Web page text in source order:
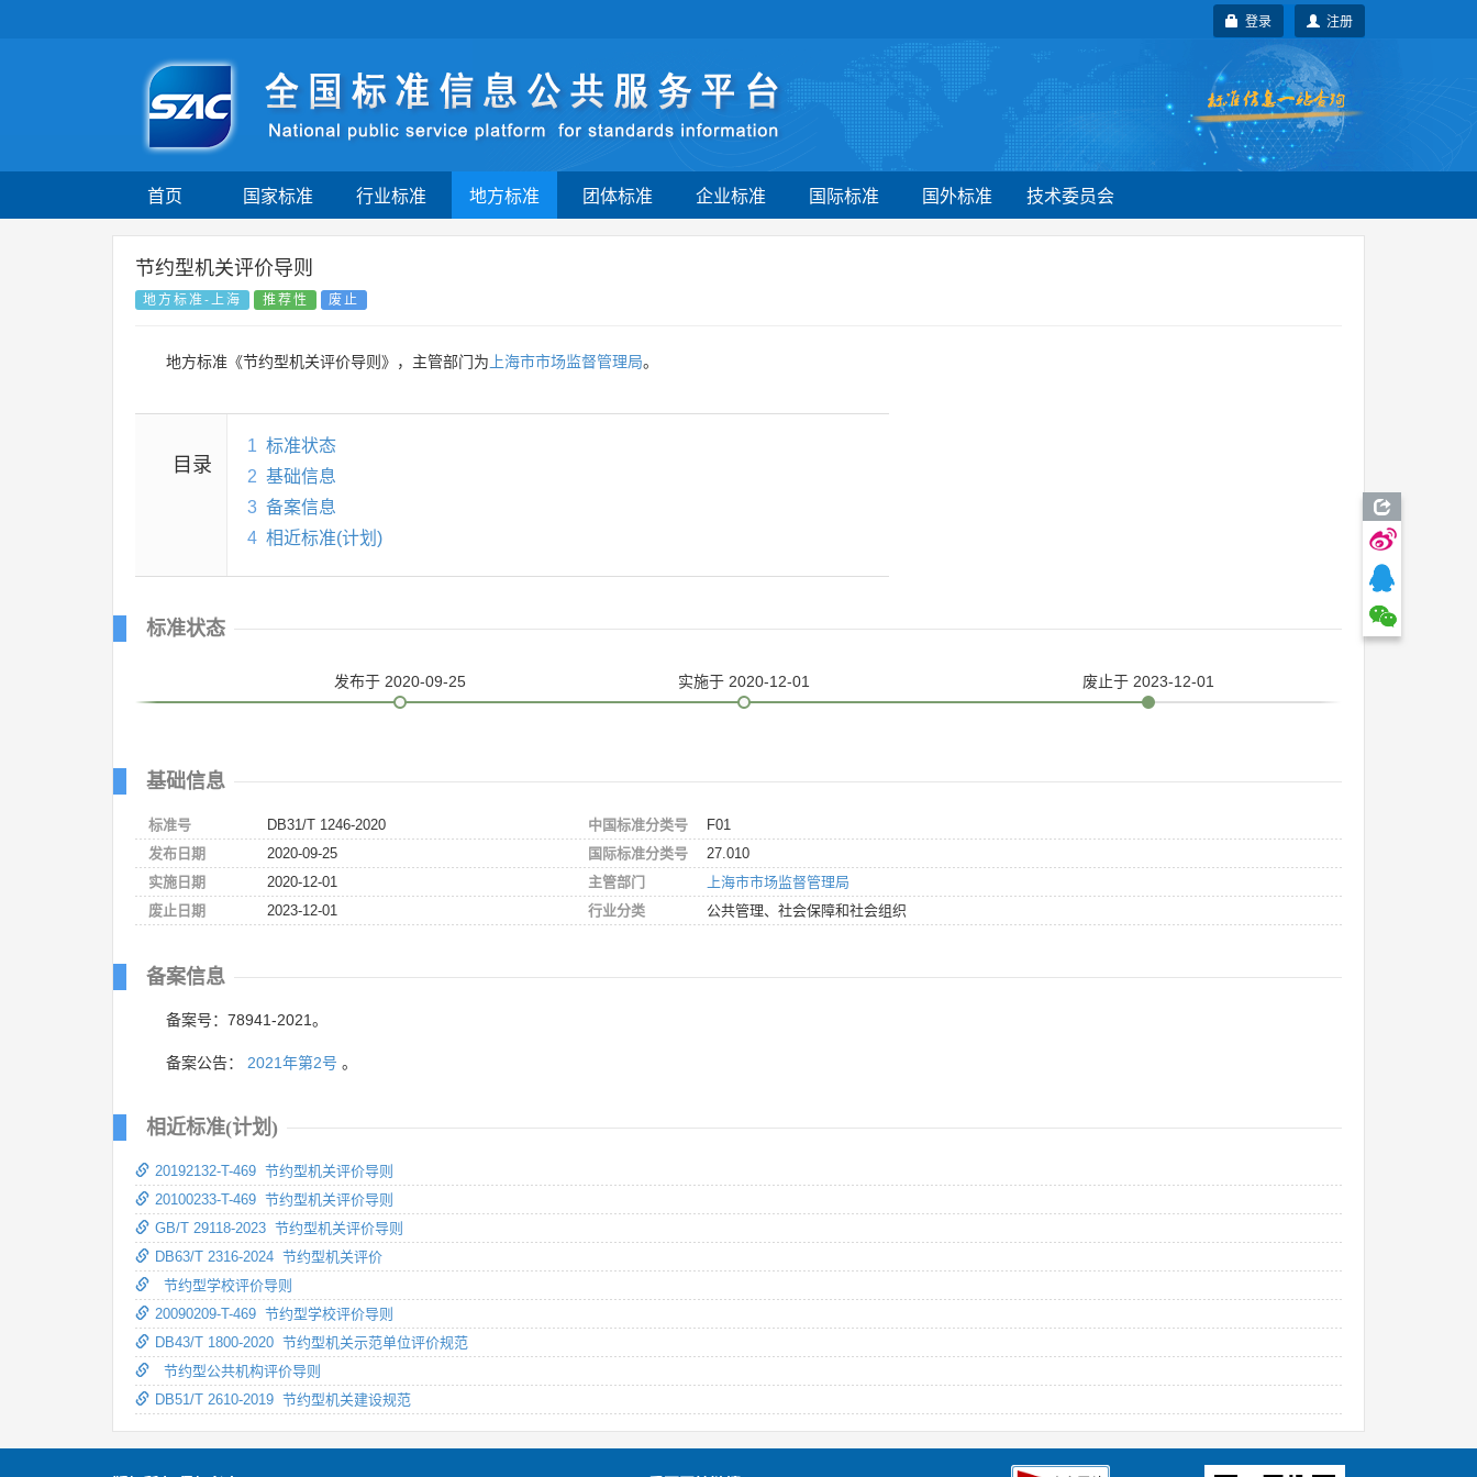
注册
登录
首页 国家标准 行业标准 地方标准 团体标准 企业标准 国际标准 国外标准 技术委员会
节约型机关评价导则
地方标准-上海 推荐性 废止
地方标准《节约型机关评价导则》，主管部门为 上海市市场监督管理局。
目录
1 标准状态
2 基础信息
3 备案信息
4 相近标准(计划)
标准状态
发布于 2020-09-25 实施于 2020-12-01 废止于 2023-12-01
基础信息
标准号
DB31/T 1246-2020
发布日期
2020-09-25
实施日期
2020-12-01
废止日期
2023-12-01
中国标准分类号
F01
国际标准分类号
27.010
主管部门
上海市市场监督管理局
行业分类
公共管理、社会保障和社会组织
备案信息
备案号：78941-2021。
备案公告： 2021年第2号 。
相近标准(计划)
20192132-T-469 节约型机关评价导则
20100233-T-469 节约型机关评价导则
GB/T 29118-2023 节约型机关评价导则
DB63/T 2316-2024 节约型机关评价
节约型学校评价导则
20090209-T-469 节约型学校评价导则
DB43/T 1800-2020 节约型机关示范单位评价规范
节约型公共机构评价导则
DB51/T 2610-2019 节约型机关建设规范